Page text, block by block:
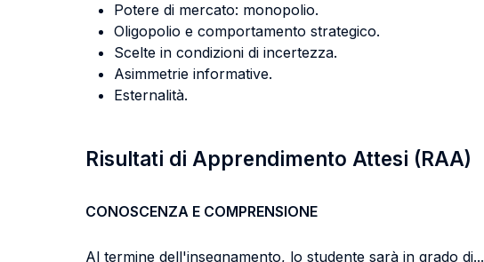
Potere di mercato: monopolio.
Oligopolio e comportamento strategico.
Scelte in condizioni di incertezza.
Asimmetrie informative.
Esternalità.
Risultati di Apprendimento Attesi (RAA)
CONOSCENZA E COMPRENSIONE
Al termine dell'insegnamento, lo studente sarà in grado di...